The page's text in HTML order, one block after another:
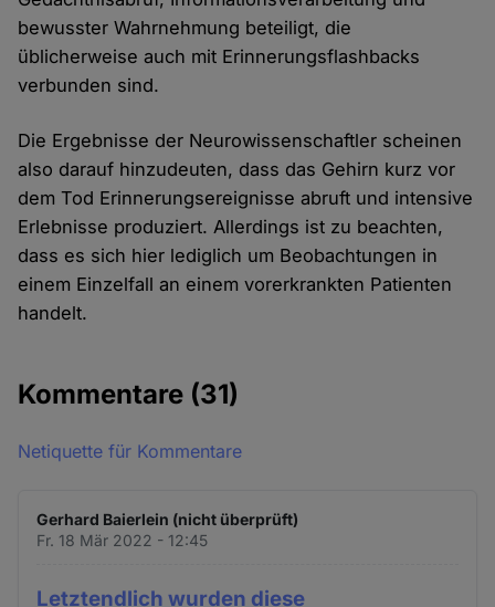
bewusster Wahrnehmung beteiligt, die
üblicherweise auch mit Erinnerungsflashbacks
verbunden sind.
Die Ergebnisse der Neurowissenschaftler scheinen
also darauf hinzudeuten, dass das Gehirn kurz vor
dem Tod Erinnerungsereignisse abruft und intensive
Erlebnisse produziert. Allerdings ist zu beachten,
dass es sich hier lediglich um Beobachtungen in
einem Einzelfall an einem vorerkrankten Patienten
handelt.
Kommentare (31)
Netiquette für Kommentare
Gerhard Baierlein (nicht überprüft)
Fr. 18 Mär 2022 - 12:45
Letztendlich wurden diese